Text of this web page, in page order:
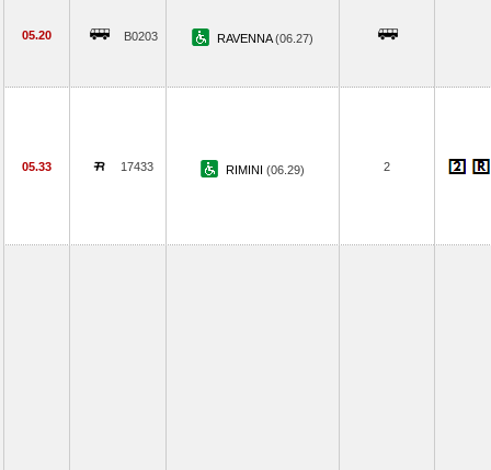
05.20 B0203 RAVENNA(06.27)
05.33 17433 RIMINI (06.29) 2